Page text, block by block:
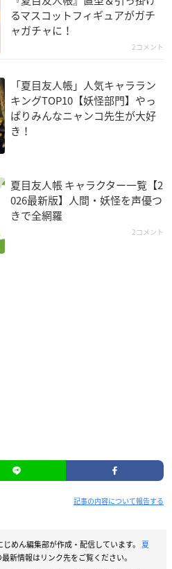
るマスコットフィギュアがガチ
ャガチャに！
2コメント
「夏目友人帳」人気キャララン
キングTOP10【妖怪部門】やっ
ぱりみんなニャンコ先生が大好
き！
夏目友人帳 キャラクター一覧【2
026最新版】人間・妖怪を声優つ
きで全網羅
2コメント
記事の内容について報告する
じめん編集部が作成・配信しています。 夏
最新情報はリンク先をご覧ください。